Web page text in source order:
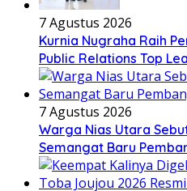
7 Agustus 2026
Kurnia Nugraha Raih
Public Relations Top
7 Agustus 2026
Warga Nias Utara
Semangat Baru